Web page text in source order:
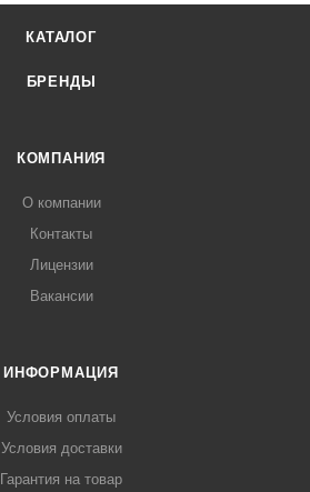
КАТАЛОГ
БРЕНДЫ
КОМПАНИЯ
О компании
Контакты
Лицензии
Вакансии
ИНФОРМАЦИЯ
Условия оплаты
Условия доставки
Гарантия на товар